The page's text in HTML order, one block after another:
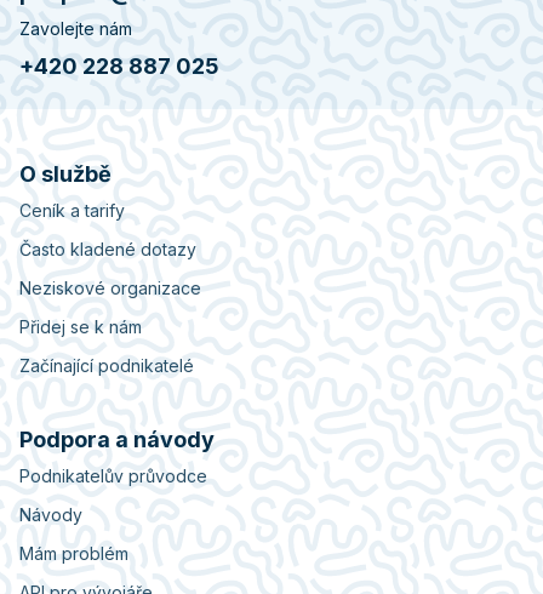
Zavolejte nám
+420 228 887 025
O službě
Ceník a tarify
Často kladené dotazy
Neziskové organizace
Přidej se k nám
Začínající podnikatelé
Podpora a návody
Podnikatelův průvodce
Návody
Mám problém